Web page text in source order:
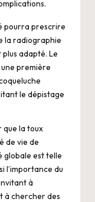
pourra prescrire
la radiographie
adapté. Le
première
le dépistage
que la toux
de vie de
globale est telle
l’importance du
à
à chercher des